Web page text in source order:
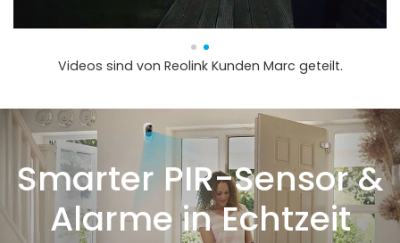
Videos sind von Reolink Kunden Marc geteilt.
Smarter PIR-Sensor &
Alarme in Echtzeit